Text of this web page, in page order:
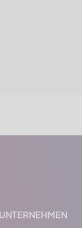
UNTERNEHMEN